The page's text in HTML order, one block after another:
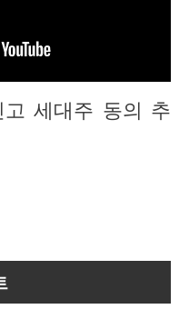
세대주 동의 추